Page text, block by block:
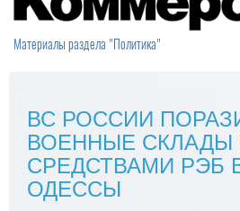
Материалы раздела "Политика"
ВС РОССИИ
ВОЕННЫЕ СКЛАДЫ
СРЕДСТВАМИ РЭБ
ОДЕССЫ